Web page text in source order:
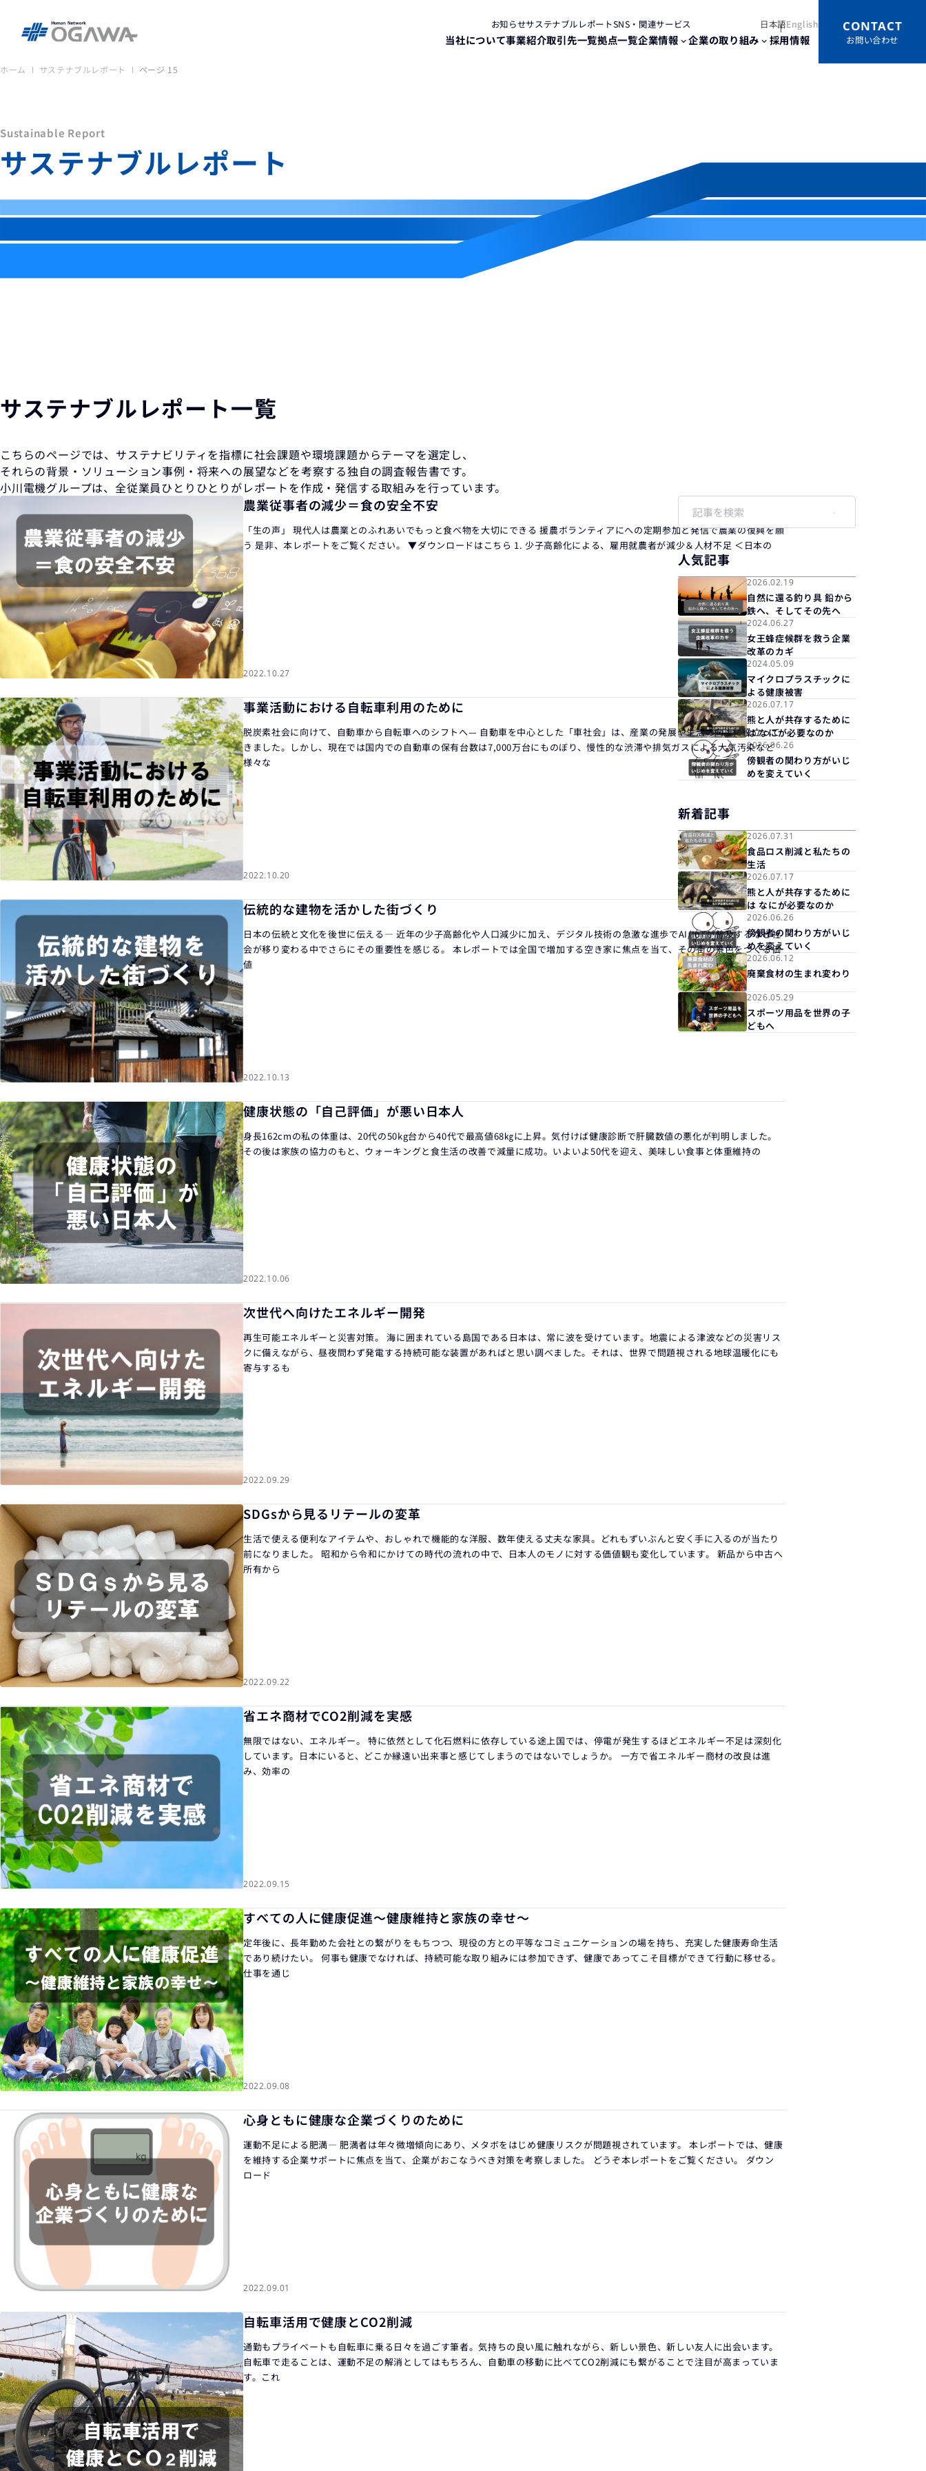
お知らせサステナブルレポートSNS・関連サービス 日本語English
当社について事業紹介取引先一覧拠点一覧企業情報 企業の取り組み 採用情報
CONTACT
お問い合わせ
ホーム サステナブルレポート ページ 15
Sustainable Report
サステナブルレポート
サステナブルレポート一覧
こちらのページでは、サステナビリティを指標に社会課題や環境課題からテーマを選定し、
それらの背景・ソリューション事例・将来への展望などを考察する独自の調査報告書です。
小川電機グループは、全従業員ひとりひとりがレポートを作成・発信する取組みを行っています。
農業従事者の減少＝食の安全不安
「生の声」 現代人は農業とのふれあいでもっと食べ物を大切にできる 援農ボランティアにへの定期参加と発信で農業の復興を願
う 是非、本レポートをご覧ください。 ▼ダウンロードはこちら 1. 少子高齢化による、雇用就農者が減少＆人材不足 ＜日本の
2022.10.27
事業活動における自転車利用のために
脱炭素社会に向けて、自動車から自転車へのシフトへ— 自動車を中心とした「車社会」は、産業の発展や生活の向上に役立って
きました。しかし、現在では国内での自動車の保有台数は7,000万台にものぼり、慢性的な渋滞や排気ガスによる大気汚染など
様々な
2022.10.20
伝統的な建物を活かした街づくり
日本の伝統と文化を後世に伝える― 近年の少子高齢化や人口減少に加え、デジタル技術の急激な進歩でAI/IoTが普及するなど社
会が移り変わる中でさらにその重要性を感じる。 本レポートでは全国で増加する空き家に焦点を当て、その街の景色をつくる価
値
2022.10.13
健康状態の「自己評価」が悪い日本人
身長162cmの私の体重は、20代の50kg台から40代で最高値68㎏に上昇。気付けば健康診断で肝臓数値の悪化が判明しました。
その後は家族の協力のもと、ウォーキングと食生活の改善で減量に成功。いよいよ50代を迎え、美味しい食事と体重維持の
2022.10.06
次世代へ向けたエネルギー開発
再生可能エネルギーと災害対策。 海に囲まれている島国である日本は、常に波を受けています。地震による津波などの災害リス
クに備えながら、昼夜問わず発電する持続可能な装置があればと思い調べました。それは、世界で問題視される地球温暖化にも
寄与するも
2022.09.29
SDGsから見るリテールの変革
生活で使える便利なアイテムや、おしゃれで機能的な洋服、数年使える丈夫な家具。どれもずいぶんと安く手に入るのが当たり
前になりました。 昭和から令和にかけての時代の流れの中で、日本人のモノに対する価値観も変化しています。 新品から中古へ
所有から
2022.09.22
省エネ商材でCO2削減を実感
無限ではない、エネルギー。 特に依然として化石燃料に依存している途上国では、停電が発生するほどエネルギー不足は深刻化
しています。日本にいると、どこか縁遠い出来事と感じてしまうのではないでしょうか。 一方で省エネルギー商材の改良は進
み、効率の
2022.09.15
すべての人に健康促進～健康維持と家族の幸せ～
定年後に、長年勤めた会社との繋がりをもちつつ、現役の方との平等なコミュニケーションの場を持ち、充実した健康寿命生活
であり続けたい。 何事も健康でなければ、持続可能な取り組みには参加できず、健康であってこそ目標ができて行動に移せる。
仕事を通じ
2022.09.08
心身ともに健康な企業づくりのために
運動不足による肥満― 肥満者は年々微増傾向にあり、メタボをはじめ健康リスクが問題視されています。 本レポートでは、健康
を維持する企業サポートに焦点を当て、企業がおこなうべき対策を考察しました。 どうぞ本レポートをご覧ください。 ダウン
ロード
2022.09.01
自転車活用で健康とCO2削減
通勤もプライベートも自転車に乗る日々を過ごす筆者。気持ちの良い風に触れながら、新しい景色、新しい友人に出会います。
自転車で走ることは、運動不足の解消としてはもちろん、自動車の移動に比べてCO2削減にも繋がることで注目が高まっていま
す。これ
人気記事
2026.02.19
自然に還る釣り具 鉛から
鉄へ、そしてその先へ
2024.06.27
女王蜂症候群を救う企業
改革のカギ
2024.05.09
マイクロプラスチックに
よる健康被害
2026.07.17
熊と人が共存するために
は なにが必要なのか
2026.06.26
傍観者の関わり方がいじ
めを変えていく
新着記事
2026.07.31
食品ロス削減と私たちの
生活
2026.07.17
熊と人が共存するために
は なにが必要なのか
2026.06.26
傍観者の関わり方がいじ
めを変えていく
2026.06.12
廃棄食材の生まれ変わり
2026.05.29
スポーツ用品を世界の子
どもへ